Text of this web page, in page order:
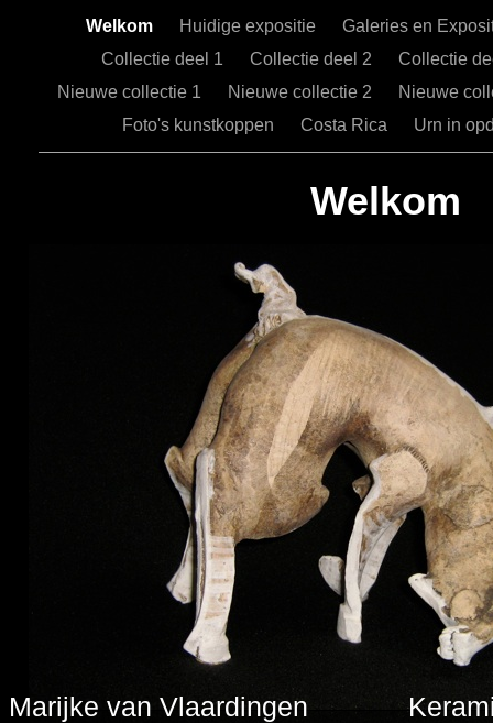
Welkom Huidige expositie
Galeries en
Collectie deel 1
Collectie deel 2
Collectie
Nieuwe collectie 1
Nieuwe collectie 2
Nieuwe
Foto's kunstkoppen
Costa Rica Urn in
Welkom
Marijke van Vlaardingen